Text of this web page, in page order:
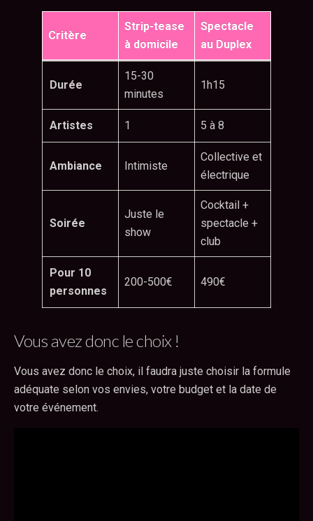
Critère
Strip-tease
à domicile
Spectacle
au Duplex
Durée
15-30
minutes
1h15
Artistes 1 5 à 8
Ambiance Intimiste
Collective et
électrique
Soirée
Juste le
show
Cocktail +
spectacle +
club
Pour 10
personnes
200-500€ 490€
Vous avez donc le choix !
Vous avez donc le choix, il faudra juste choisir la formule
adéquate selon vos envies, votre budget et la date de
votre événement.